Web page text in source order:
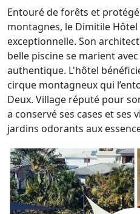
CONTACT
DEVENIR PARTENAIRE
CONNEXION
FR
Entouré de forêts et
montagnes, le Dimitile
exceptionnelle. Son
belle piscine se marient
authentique. L'hôtel
cirque montagneux qui
Deux. Village réputé pour
a conservé ses cases et ses
jardins odorants aux